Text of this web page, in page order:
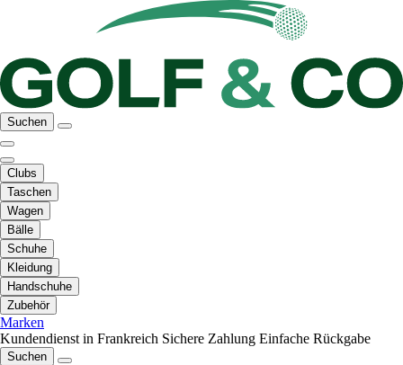
Suchen
Clubs
Taschen
Wagen
Bälle
Schuhe
Kleidung
Handschuhe
Zubehör
Marken
Kundendienst in Frankreich Sichere Zahlung Einfache Rückgabe
Suchen